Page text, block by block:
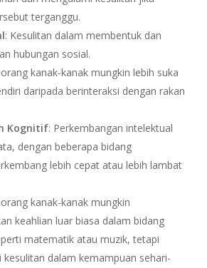
terganggu.
: Kesulitan dalam membentuk dan
hubungan sosial.
kanak-kanak mungkin lebih suka
daripada berinteraksi dengan rakan
Kognitif: Perkembangan intelektual
dengan beberapa bidang
lebih cepat atau lebih lambat
kanak-kanak mungkin
keahlian luar biasa dalam bidang
matematik atau muzik, tetapi
kesulitan dalam kemampuan sehari-